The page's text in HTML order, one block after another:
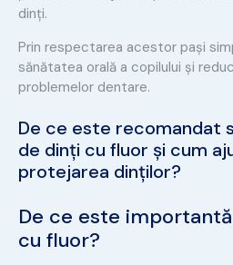
dinți.
Prin respectarea acestor pași
sănătatea orală a copilului și
problemelor dentare.
De ce este recomandat
de dinți cu fluor și cum
protejarea dinților?
De ce este
cu fluor?